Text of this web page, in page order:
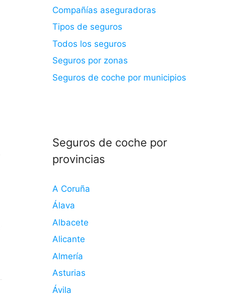
Compañías aseguradoras
Tipos de seguros
Todos los seguros
Seguros por zonas
Seguros de coche por municipios
Seguros de coche por
provincias
A Coruña
Álava
Albacete
Alicante
Almería
Asturias
Ávila